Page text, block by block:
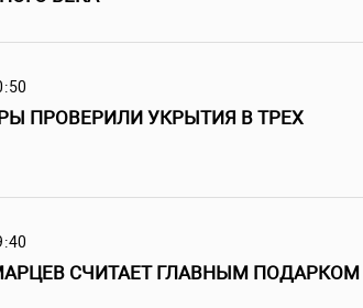
ПРОВЕРИЛИ УКРЫТИЯ В ТРЕХ
СЧИТАЕТ ГЛАВНЫМ ПОДАРКОМ